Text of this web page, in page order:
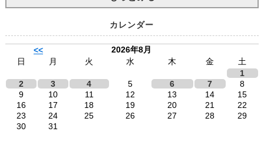
カレンダー
<<
2026年8月
日
月 火 水 木 金
土
1
2
3 4 5 6 7
8
9
10 11 12 13 14
15
16
17 18 19 20 21
22
23
24 25 26 27 28
29
30
31